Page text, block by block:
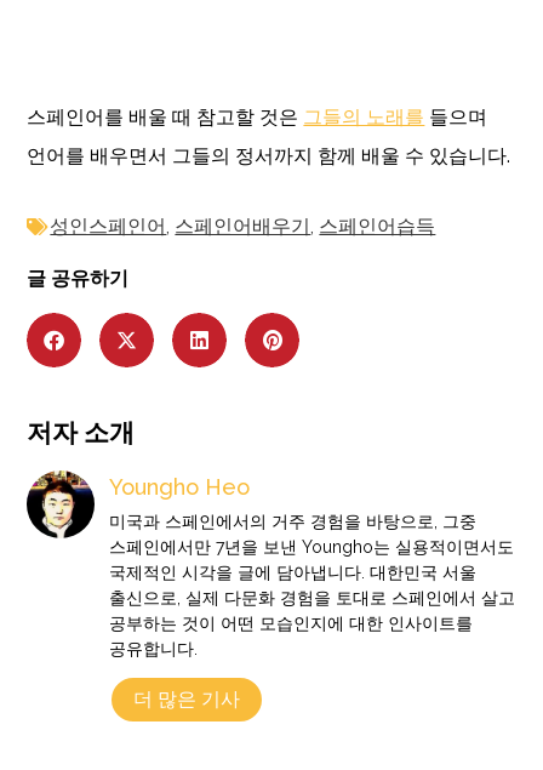
스페인어를 배울 때 참고할 것은 그들의 노래를 들으며
언어를 배우면서 그들의 정서까지 함께 배울 수 있습니다.
성인스페인어 스페인어배우기 스페인어습득
글 공유하기
저자 소개
Youngho Heo
미국과 스페인에서의 거주 경험을 바탕으로, 그중
스페인에서만 7년을 보낸 Youngho는 실용적이면서도
국제적인 시각을 글에 담아냅니다. 대한민국 서울
출신으로, 실제 다문화 경험을 토대로 스페인에서 살고
공부하는 것이 어떤 모습인지에 대한 인사이트를
공유합니다.
더 많은 기사